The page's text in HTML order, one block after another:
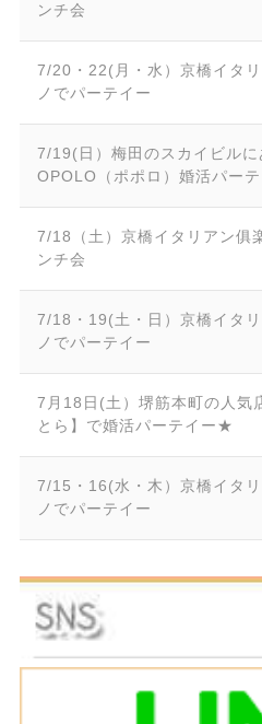
ンチ会
7/20・22(月・水）京橋イタ
ノでパーテイー
7/19(日）梅田のスカイビル
OPOLO（ポポロ）婚活パーテ
7/18（土）京橋イタリアン俱
ンチ会
7/18・19(土・日）京橋イタ
ノでパーテイー
7月18日(土）堺筋本町の人気
とら】で婚活パーテイー★
7/15・16(水・木）京橋イタ
ノでパーテイー